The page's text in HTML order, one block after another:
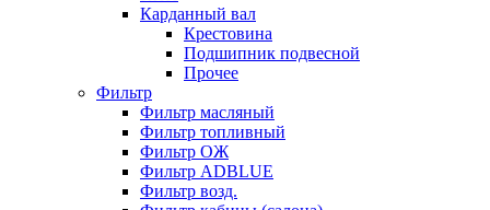
Карданный вал
Крестовина
Подшипник подвесной
Прочее
Фильтр
Фильтр масляный
Фильтр топливный
Фильтр ОЖ
Фильтр ADBLUE
Фильтр возд.